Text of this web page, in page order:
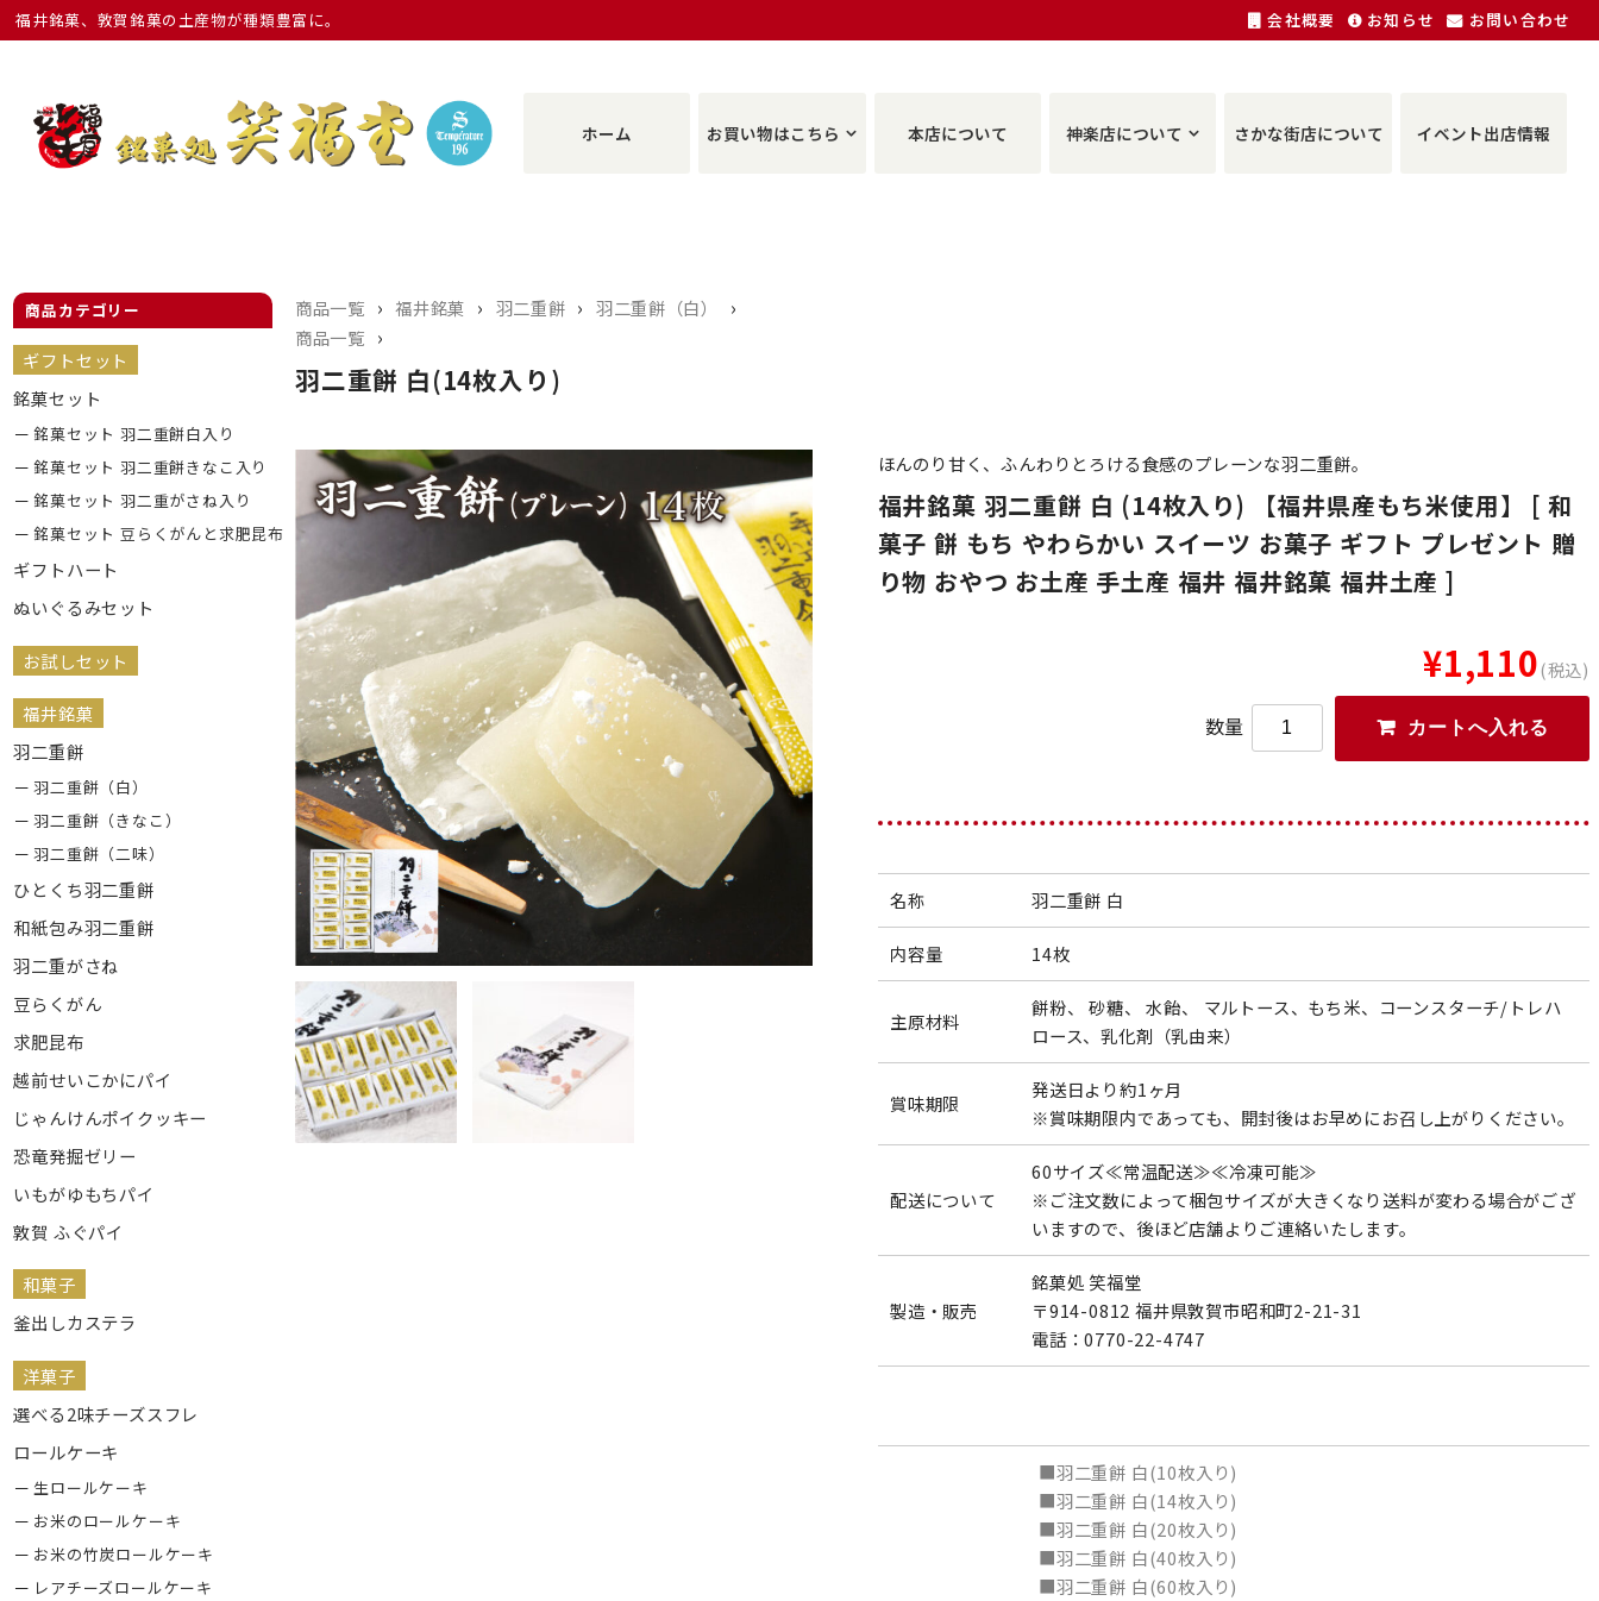
福井銘菓、敦賀銘菓の土産物が種類豊富に。 会社概要 お知らせ お問い合わせ
ホーム お買い物はこちら 本店について 神楽店について さかな街店について イベント出店情報
商品一覧 › 福井銘菓 › 羽二重餅 › 羽二重餅（白） ›
商品一覧 ›
羽二重餅 白(14枚入り)
ほんのり甘く、ふんわりとろける食感のプレーンな羽二重餅。
福井銘菓 羽二重餅 白 (14枚入り) 【福井県産もち米使用】 [ 和
菓子 餅 もち やわらかい スイーツ お菓子 ギフト プレゼント 贈
り物 おやつ お土産 手土産 福井 福井銘菓 福井土産 ]
¥1,110(税込)
数量
名称 羽二重餅 白
内容量 14枚
主原材料
餅粉、 砂糖、 水飴、 マルトース、もち米、コーンスターチ/トレハ
ロース、乳化剤（乳由来）
賞味期限
発送日より約1ヶ月
※賞味期限内であっても、開封後はお早めにお召し上がりください。
配送について
60サイズ≪常温配送≫≪冷凍可能≫
※ご注文数によって梱包サイズが大きくなり送料が変わる場合がござ
いますので、後ほど店舗よりご連絡いたします。
製造・販売
銘菓処 笑福堂
〒914-0812 福井県敦賀市昭和町2-21-31
電話：0770-22-4747
■羽二重餅 白(10枚入り)
■羽二重餅 白(14枚入り)
■羽二重餅 白(20枚入り)
■羽二重餅 白(40枚入り)
■羽二重餅 白(60枚入り)
商品カテゴリー
ギフトセット
銘菓セット
銘菓セット 羽二重餅白入り
銘菓セット 羽二重餅きなこ入り
銘菓セット 羽二重がさね入り
銘菓セット 豆らくがんと求肥昆布
ギフトハート
ぬいぐるみセット
お試しセット
福井銘菓
羽二重餅
羽二重餅（白）
羽二重餅（きなこ）
羽二重餅（二味）
ひとくち羽二重餅
和紙包み羽二重餅
羽二重がさね
豆らくがん
求肥昆布
越前せいこかにパイ
じゃんけんポイクッキー
恐竜発掘ゼリー
いもがゆもちパイ
敦賀 ふぐパイ
和菓子
釜出しカステラ
洋菓子
選べる2味チーズスフレ
ロールケーキ
生ロールケーキ
お米のロールケーキ
お米の竹炭ロールケーキ
レアチーズロールケーキ